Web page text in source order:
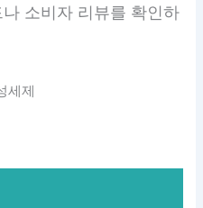
소비자 리뷰를 확인하